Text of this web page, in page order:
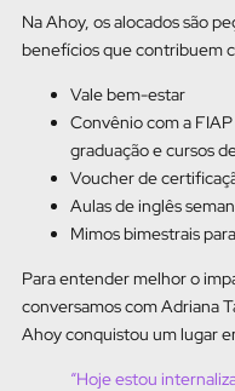
Na Ahoy, os alocados são
benefícios que contribuem
Vale bem-estar
Convênio com a
graduação e cursos
Voucher de
Aulas de inglês
Mimos bimestrais
Para entender melhor o
conversamos com Adriana
Ahoy conquistou um lugar
“Hoje estou